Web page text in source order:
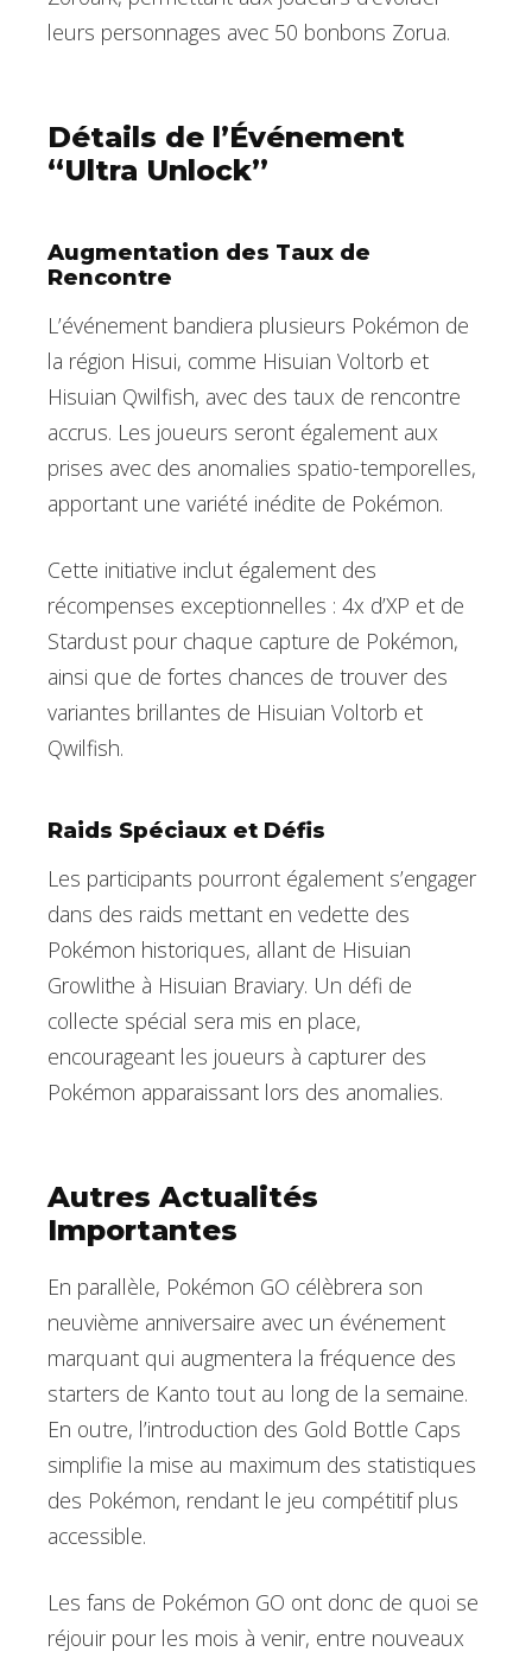
leurs personnages avec 50 bonbons Zorua.
Détails de l’Événement
“Ultra Unlock”
Augmentation des Taux de
Rencontre
L’événement bandiera plusieurs Pokémon de
la région Hisui, comme Hisuian Voltorb et
Hisuian Qwilfish, avec des taux de rencontre
accrus. Les joueurs seront également aux
prises avec des anomalies spatio-temporelles,
apportant une variété inédite de Pokémon.
Cette initiative inclut également des
récompenses exceptionnelles : 4x d’XP et de
Stardust pour chaque capture de Pokémon,
ainsi que de fortes chances de trouver des
variantes brillantes de Hisuian Voltorb et
Qwilfish.
Raids Spéciaux et Défis
Les participants pourront également s’engager
dans des raids mettant en vedette des
Pokémon historiques, allant de Hisuian
Growlithe à Hisuian Braviary. Un défi de
collecte spécial sera mis en place,
encourageant les joueurs à capturer des
Pokémon apparaissant lors des anomalies.
Autres Actualités
Importantes
En parallèle, Pokémon GO célèbrera son
neuvième anniversaire avec un événement
marquant qui augmentera la fréquence des
starters de Kanto tout au long de la semaine.
En outre, l’introduction des Gold Bottle Caps
simplifie la mise au maximum des statistiques
des Pokémon, rendant le jeu compétitif plus
accessible.
Les fans de Pokémon GO ont donc de quoi se
réjouir pour les mois à venir, entre nouveaux